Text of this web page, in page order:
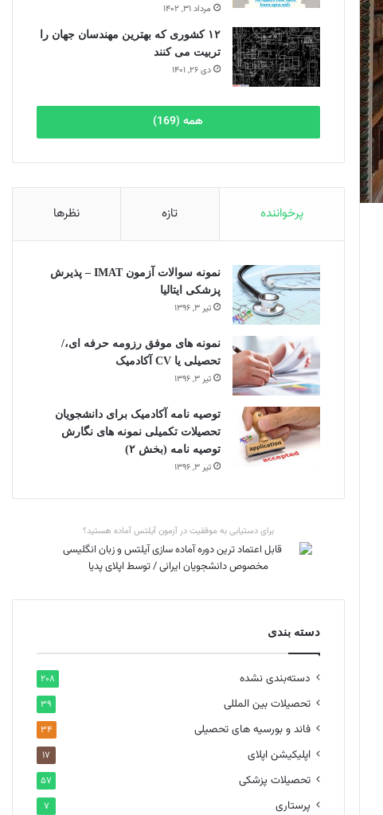
مرداد ۳۱, ۱۴۰۲
۱۲ کشوری که بهترین مهندسان جهان را
تربیت می کنند
دی ۲۶, ۱۴۰۱
همه (169)
پرخواننده تازه نظرها
نمونه سوالات آزمون IMAT – پذیرش
پزشکی ایتالیا
تیر ۳, ۱۳۹۶
نمونه های موفق رزومه حرفه ای،/
تحصیلی یا CV آکادمیک
تیر ۳, ۱۳۹۶
توصیه نامه آکادمیک برای دانشجویان
تحصیلات تکمیلی نمونه های نگارش
توصیه نامه (بخش ۲)
تیر ۳, ۱۳۹۶
برای دستیابی به موفقیت در آزمون آیلتس آماده هستید؟
دسته بندی
دسته‌بندی نشده ۲۰۸
تحصیلات بین المللی ۳۹
فاند و بورسیه های تحصیلی ۳۴
اپلیکیشن اپلای ۱۷
تحصیلات پزشکی ۵۷
پرستاری ۷